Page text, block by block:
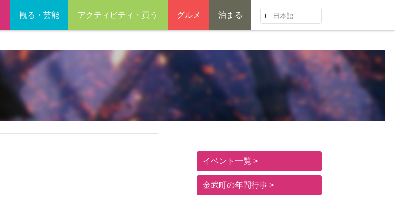
観る・芸能 アクティビティ・買う グルメ 泊まる 日本語
イベント一覧
金武町の年間行事